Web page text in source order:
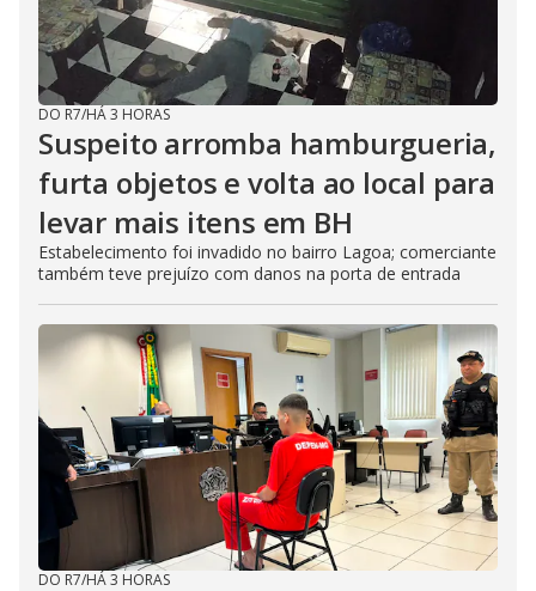
DO R7/HÁ 3 HORAS
Suspeito arromba hamburgueria,
furta objetos e volta ao local para
levar mais itens em BH
Estabelecimento foi invadido no bairro Lagoa; comerciante
também teve prejuízo com danos na porta de entrada
DO R7/HÁ 3 HORAS